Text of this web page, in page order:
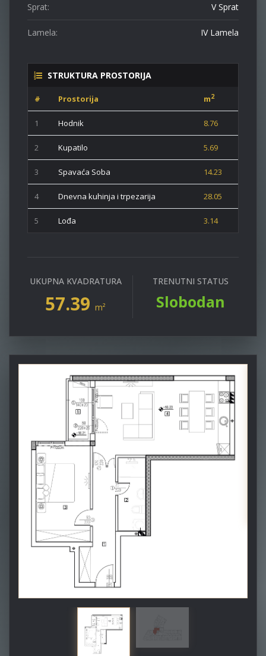
Sprat: V Sprat
Lamela: IV Lamela
STRUKTURA PROSTORIJA
# Prostorija m2
1 Hodnik 8.76
2 Kupatilo 5.69
3 Spavaća Soba 14.23
4 Dnevna kuhinja i trpezarija 28.05
5 Lođa 3.14
UKUPNA KVADRATURA
57.39 m²
TRENUTNI STATUS
Slobodan